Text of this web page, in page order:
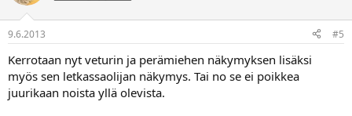
9.6.2013 #5
Kerrotaan nyt veturin ja perämiehen näkymyksen lisäksi
myös sen letkassaolijan näkymys. Tai no se ei poikkea
juurikaan noista yllä olevista.